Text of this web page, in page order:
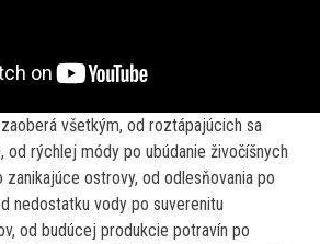
všetkým, od roztápajúcich sa
od rýchlej módy po ubúdanie živočíšnych
zanikajúce ostrovy, od odlesňovania po
nedostatku vody po suverenitu
od budúcej produkcie potravín po